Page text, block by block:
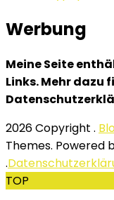
Werbung
Meine Seite
Links. Mehr dazu
2026 Copyright .
Themes. Powered
.
TOP